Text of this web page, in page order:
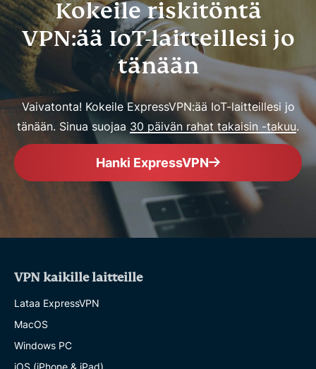
Kokeile riskitöntä
VPN:ää IoT-laitteillesi jo
tänään
Vaivatonta! Kokeile ExpressVPN:ää IoT-laitteillesi jo
tänään. Sinua suojaa 30 päivän rahat takaisin -takuu.
Hanki ExpressVPN
VPN kaikille laitteille
Lataa ExpressVPN
MacOS
Windows PC
iOS (iPhone & iPad)